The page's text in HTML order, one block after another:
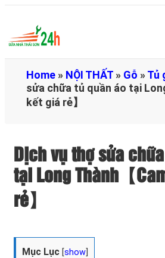
Home » NỘI THẤT » Gỗ »Tủ
sửa chữa tủ quần áo tại
kết giá rẻ】
Dịch vụ thợ sửa
tại Long Thành【
rẻ】
Mục Lục [show